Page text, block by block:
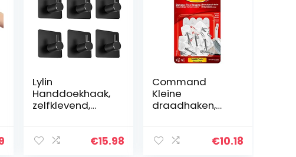
Lylin
Handdoekhaak,
zelfklevend,
waterbestendig,
€15.98
Command
Kleine
draadhaken,
Command
€10.18